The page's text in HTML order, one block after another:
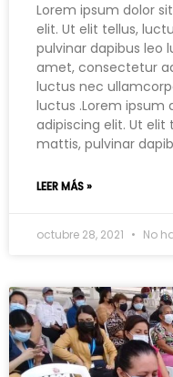
Lorem ipsum dolor
elit. Ut elit tellus,
pulvinar dapibus leo
amet, consectetur
luctus nec
luctus .Lorem
adipiscing elit. Ut
mattis, pulvinar
LEER MÁS »
octubre 28, 2021 No